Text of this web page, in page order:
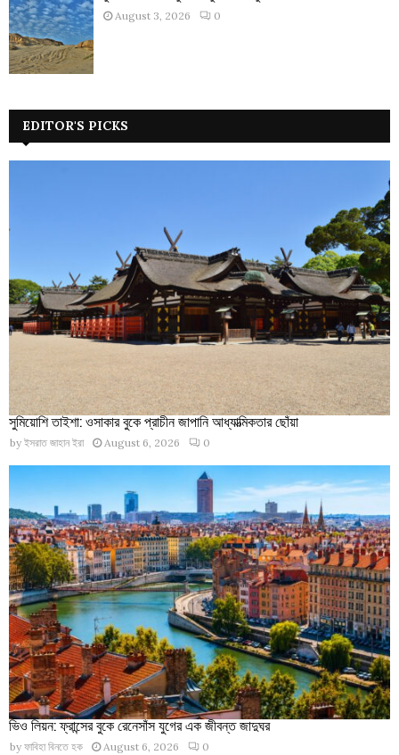
August 3, 2026 0
EDITOR'S PICKS
সুমিয়োশি তাইশা: ওসাকার বুকে প্রাচীন জাপানি আধ্যাত্মিকতার ছোঁয়া
by ইসরাত জাহান ইরা August 6, 2026 0
ভিও লিয়ন: ফ্রান্সের বুকে রেনেসাঁস যুগের এক জীবন্ত জাদুঘর
by ফাবিহা বিনতে হক August 6, 2026 0